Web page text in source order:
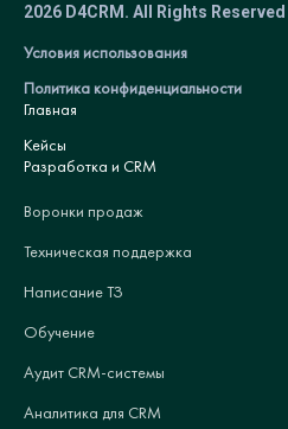
2026 D4CRM. All Rights Reserved
Условия использования
Политика конфиденциальности
Главная
Кейсы
Разработка и CRM
Воронки продаж
Техническая поддержка
Написание ТЗ
Обучение
Аудит CRM-системы
Аналитика для CRM